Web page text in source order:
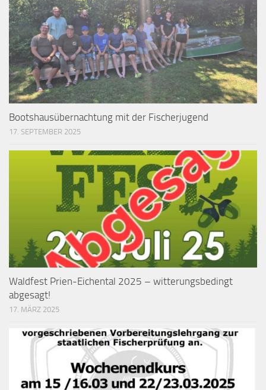
Bootshausübernachtung mit der Fischerjugend
17. SEPTEMBER 2025
Waldfest Prien-Eichental 2025 – witterungsbedingt
abgesagt!
17. MÄRZ 2025